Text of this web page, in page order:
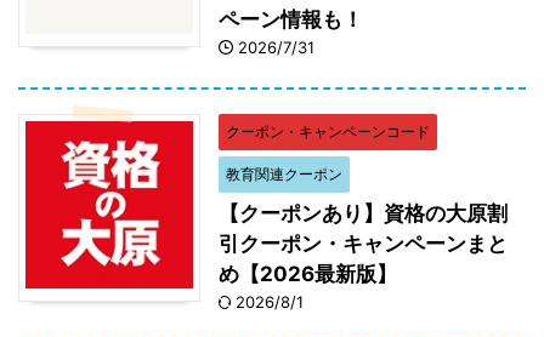
ペーン情報も！
2026/7/31
クーポン・キャンペーンコード
教育関連クーポン
【クーポンあり】資格の大原割
引クーポン・キャンペーンまと
め【2026最新版】
2026/8/1